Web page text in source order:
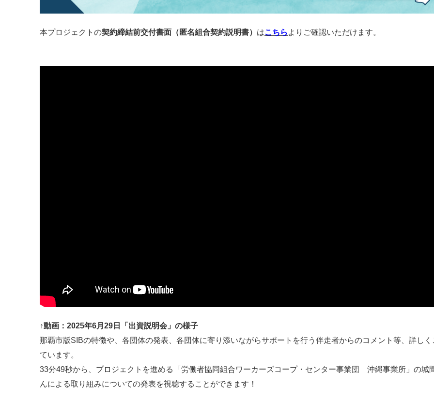
本プロジェクトの契約締結前交付書面（匿名組合契約説明書） はこちら よりご確認いただけます。
↑動画：2025年6月29日「出資説明会」の様子
那覇市版SIBの特徴や、各団体の発表、各団体に寄り添いながらサポートを行う伴走者からのコメント等、詳しく
ています。
33分49秒から、プロジェクトを進める「労働者協同組合ワーカーズコープ・センター事業団 沖縄事業所」の城
んによる取り組みについての発表を視聴することができます！